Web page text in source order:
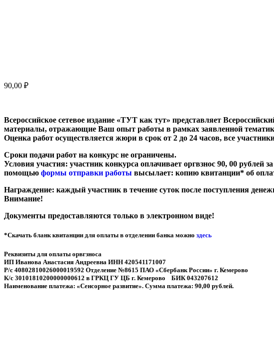
90,00 ₽
Всероссийское сетевое издание «ТУТ как тут» представляет
материалы, отражающие Ваш опыт работы в рамках заявленной
Оценка работ осуществляется жюри в срок от 2 до 24 часов, все
Сроки подачи работ на конкурс не ограничены.
Условия участия: участник конкурса оплачивает оргвзнос 90, 00
помощью формы отправки работы высылает: копию квитанции* об
Награждение: каждый участник в течение суток после поступления
Внимание!
Документы предоставляются только в электронном виде!
*Скачать бланк квитанции для оплаты в отделении банка можно здесь
Реквизиты для оплаты орвгзноса
ИП Иванова Анастасия Андреевна ИНН 420541171007
Р/с 40802810026000019592 Отделение №8615 ПАО «Сбербанк России» г. Кемерово
К/с 30101810200000000612 в ГРКЦ ГУ ЦБ г. Кемерово БИК 043207612
Наименование платежа: «Сенсорное развитие». Сумма платежа: 90,00 рублей.